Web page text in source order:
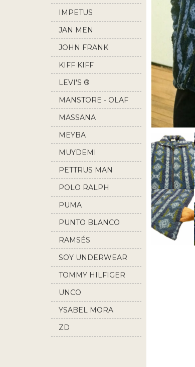
IMPETUS
JAN MEN
JOHN FRANK
KIFF KIFF
LEVI'S ®
MANSTORE - OLAF
BENZ
MASSANA
MEYBA
MUYDEMI
PETTRUS MAN
POLO RALPH
LAUREN
PUMA
PUNTO BLANCO
RAMSÉS
SOY UNDERWEAR
TOMMY HILFIGER
UNCO
YSABEL MORA
ZD